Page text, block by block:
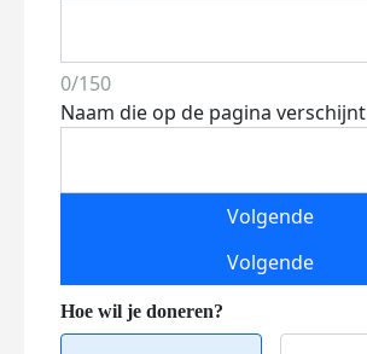
0/150
Naam die op de pagina verschijnt
Volgende
Volgende